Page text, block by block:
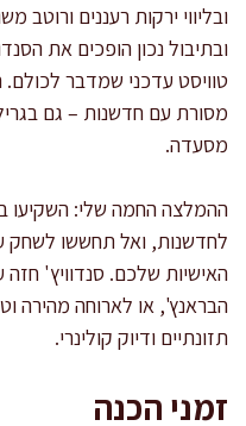
ובליווי ירקות רעננים ורוטב
ובתיבול נכון הופכים את
טוויסט עדכני שמדבר
מסורת עם חדשנות – גם
מסעדה.
ההמלצה החמה שלי: השקיעו
לחדשנות, ואל תחששו לשחק
האישיות שלכם. סנדוויץ'
הבראנץ', או לארוחה מהירה
תזונתיים ודיוק קולינרי.
זמני הכנה